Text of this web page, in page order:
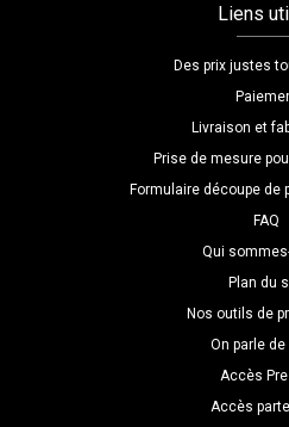
Liens
Des prix justes
Livraison et
Prise de mesure
Formulaire découpe de
FAQ
Qui
Plan du
Nos outils de
On parle de
Accès
Accès